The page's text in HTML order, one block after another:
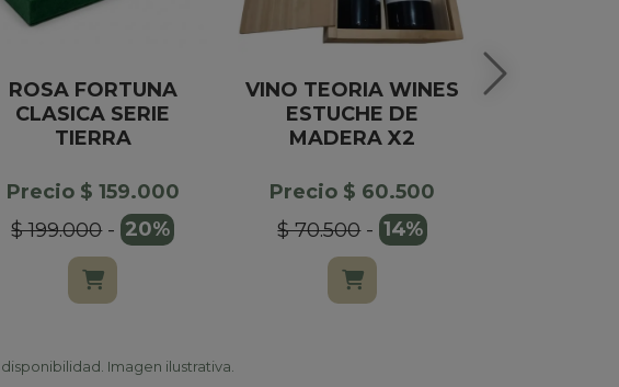
ROSA FORTUNA
CLASICA SERIE
TIERRA
Precio $ 159.000
$ 199.000- 20%
VINO TEORIA WINES
ESTUCHE DE
MADERA X2
Precio $ 60.500
$ 70.500-14%
Imagen ilustrativa.